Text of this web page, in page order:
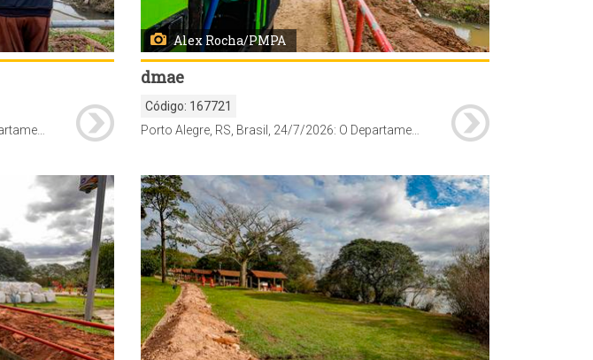
Porto Alegre, RS, Brasil, 24/7/2026: O Departamento Municipal de Água e Esgotos (Dmae) alterou nesta sexta-feira, 23, o funcionamento de parte das redes de drenagem no bairro Guarujá, na Zona Sul. Como medida preventiva diante da possibilidade de elevação do Guaíba, a saída da água da chuva por gravidade foi temporariamente bloqueada e substituída por um sistema de bombeamento móvel. A medida tem caráter provisório e permanecerá em vigor enquanto durar o alerta hidrológico. Foto: Alex Rocha/PMPA
Alex Rocha/PMPA
dmae
Código: 167721